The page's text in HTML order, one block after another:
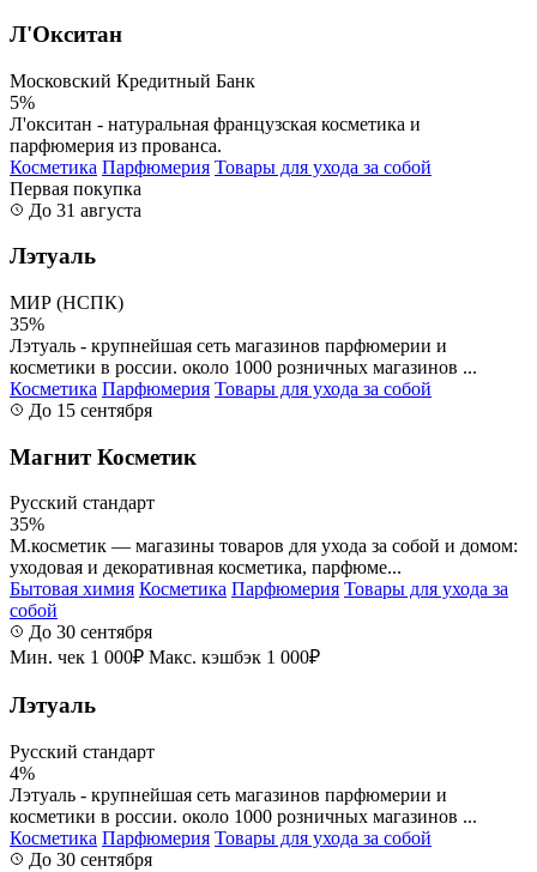
Л'Окситан
Московский Кредитный Банк
5%
Л'окситан - натуральная французская косметика и
парфюмерия из прованса.
Косметика Парфюмерия Товары для ухода за собой
Первая покупка
До 31 августа
Лэтуаль
МИР (НСПК)
35%
Лэтуаль - крупнейшая сеть магазинов парфюмерии и
косметики в россии. около 1000 розничных магазинов ...
Косметика Парфюмерия Товары для ухода за собой
До 15 сентября
Магнит Косметик
Русский стандарт
35%
М.косметик — магазины товаров для ухода за собой и домом:
уходовая и декоративная косметика, парфюме...
Бытовая химия Косметика Парфюмерия Товары для ухода за
собой
До 30 сентября
Мин. чек 1 000₽ Макс. кэшбэк 1 000₽
Лэтуаль
Русский стандарт
4%
Лэтуаль - крупнейшая сеть магазинов парфюмерии и
косметики в россии. около 1000 розничных магазинов ...
Косметика Парфюмерия Товары для ухода за собой
До 30 сентября